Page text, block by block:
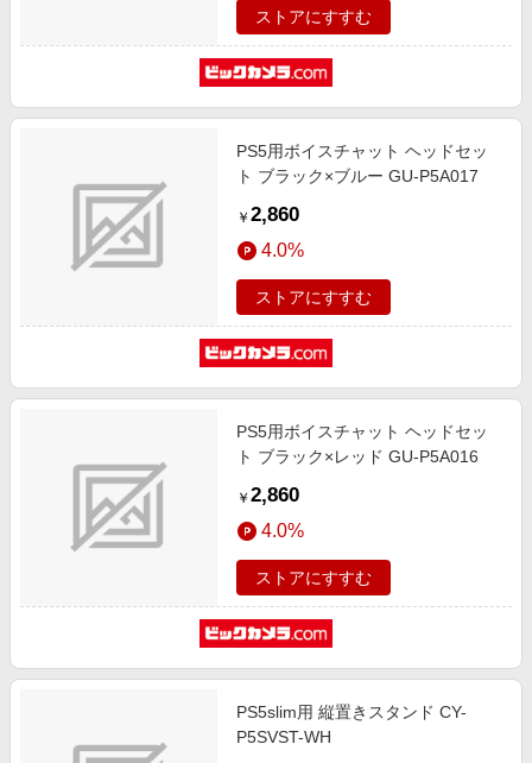
ストアにすすむ
PS5用ボイスチャット ヘッドセッ
ト ブラック×ブルー GU-P5A017
￥ 2,860
4.0%
ストアにすすむ
PS5用ボイスチャット ヘッドセッ
ト ブラック×レッド GU-P5A016
￥ 2,860
4.0%
ストアにすすむ
PS5slim用 縦置きスタンド CY-
P5SVST-WH